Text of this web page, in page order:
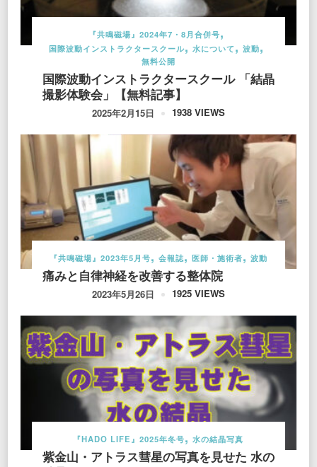
『共鳴磁場』2024年7・8月合併号
国際波動インストラクタースクール
水について
波動
無料公開
国際波動インストラクタースクール 「結晶
撮影体験会」【無料記事】
2025年2月15日 1938 VIEWS
『共鳴磁場』2023年5月号 会報誌 医師・施術者 波動
痛みと自律神経を改善する整体院
2023年5月26日 1925 VIEWS
『HADO LIFE』2025年冬号 水の結晶写真
紫金山・アトラス彗星の写真を見せた 水の